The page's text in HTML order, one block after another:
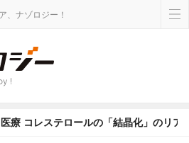
、ナゾロジー！
!
医療 コレステロールの「結晶化」のリア